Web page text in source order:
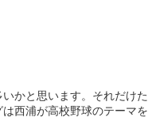
かと思います。それだけた
西浦が高校野球のテーマを